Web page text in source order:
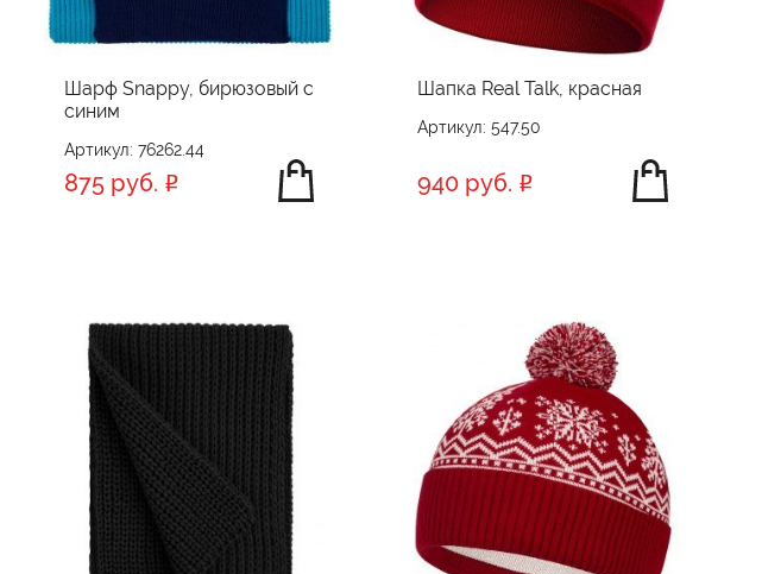
Шарф Snappy, бирюзовый с
синим
Артикул: 76262.44
875 руб.
Шапка Real Talk, красная
Артикул: 547.50
940 руб.